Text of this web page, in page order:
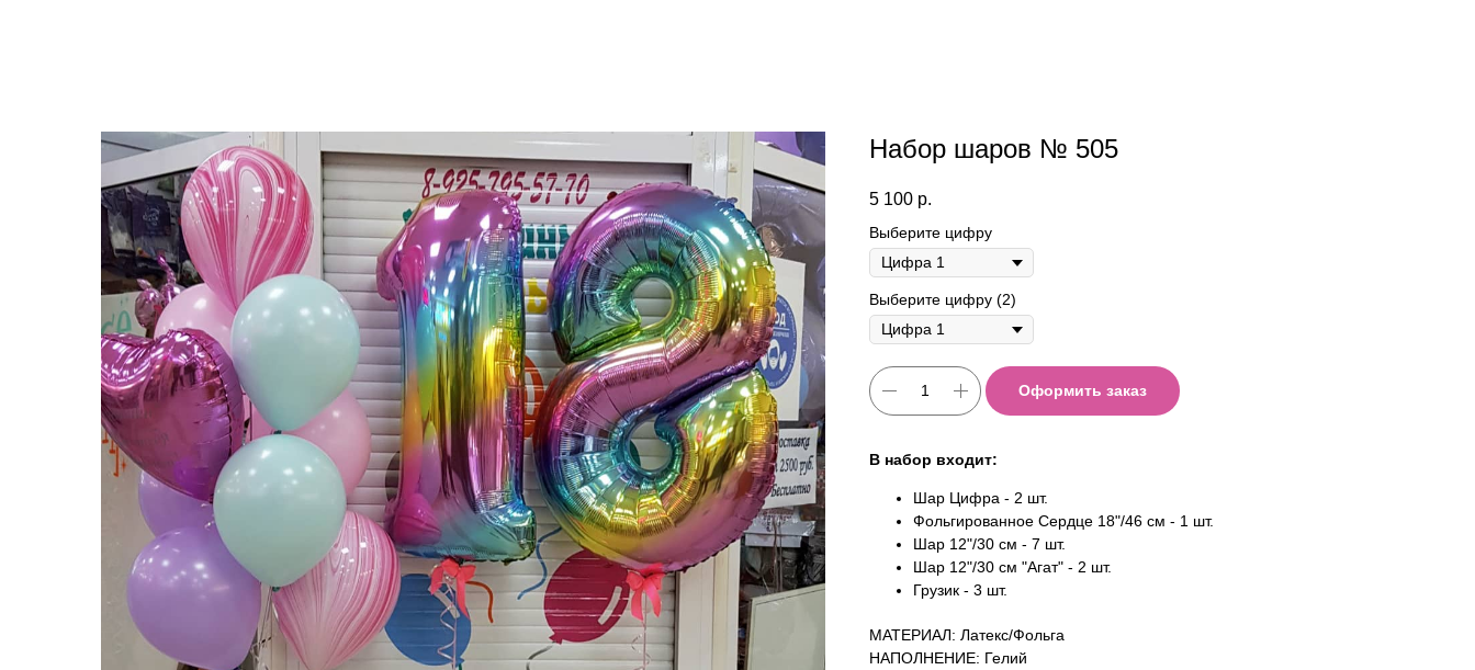
Набор шаров № 505
5 100 р.
Выберите цифру
Выберите цифру (2)
Оформить заказ
В набор входит:
Шар Цифра - 2 шт.
Фольгированное Сердце 18"/46 см - 1 шт.
Шар 12"/30 см - 7 шт.
Шар 12"/30 см "Агат" - 2 шт.
Грузик - 3 шт.
МАТЕРИАЛ: Латекс/Фольга
НАПОЛНЕНИЕ: Гелий